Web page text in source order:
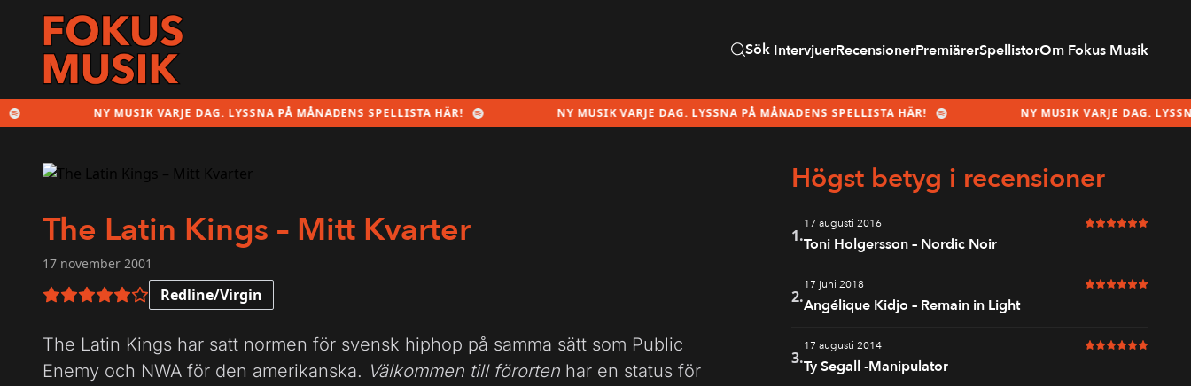
Sök IntervjuerRecensionerPremiärerSpellistorOm Fokus Musik
NY MUSIK VARJE DAG. LYSSNA PÅ MÅNADENS SPELLISTA HÄR! NY MUSIK VARJE DAG. LYSSNA PÅ MÅNADENS SPELLISTA HÄR! NY MUSIK VARJE DAG. LYSSNA PÅ
The Latin Kings – Mitt Kvarter
17 november 2001
5 av 6 i betyg Redline/Virgin
The Latin Kings har satt normen för svensk hiphop på samma sätt som Public
Enemy och NWA för den amerikanska. Välkommen till förorten har en status för
Högst betyg i recensioner
1.
17 augusti 2016 6 av 6 i betyg
Toni Holgersson – Nordic Noir
2.
17 juni 2018 6 av 6 i betyg
Angélique Kidjo – Remain in Light
3.
17 augusti 2014 6 av 6 i betyg
Ty Segall -Manipulator